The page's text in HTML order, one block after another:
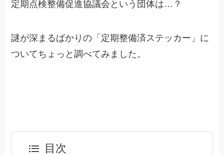
定期点検整備促進協議会という団体は…？
謎が深まるばかりの「定期整備済ステッカー」に
ついてちょっと調べてみました。
目次